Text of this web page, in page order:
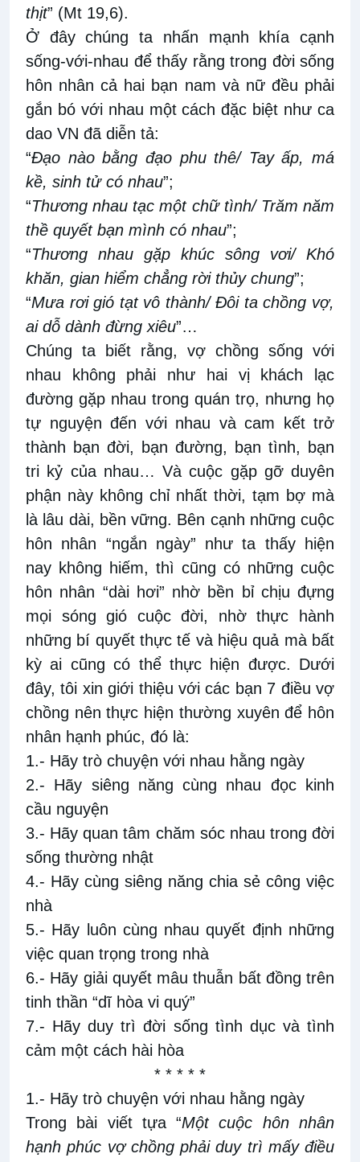
thịt” (Mt 19,6).
Ở đây chúng ta nhấn mạnh khía cạnh
sống-với-nhau để thấy rằng trong đời sống
hôn nhân cả hai bạn nam và nữ đều phải
gắn bó với nhau một cách đặc biệt như ca
dao VN đã diễn tả:
“Đạo nào bằng đạo phu thê/ Tay ấp, má
kề, sinh tử có nhau”;
“Thương nhau tạc một chữ tình/ Trăm năm
thề quyết bạn mình có nhau”;
“Thương nhau gặp khúc sông vơi/ Khó
khăn, gian hiểm chẳng rời thủy chung”;
“Mưa rơi gió tạt vô thành/ Đôi ta chồng vợ,
ai dỗ dành đừng xiêu”…
Chúng ta biết rằng, vợ chồng sống với
nhau không phải như hai vị khách lạc
đường gặp nhau trong quán trọ, nhưng họ
tự nguyện đến với nhau và cam kết trở
thành bạn đời, bạn đường, bạn tình, bạn
tri kỷ của nhau… Và cuộc gặp gỡ duyên
phận này không chỉ nhất thời, tạm bợ mà
là lâu dài, bền vững. Bên cạnh những cuộc
hôn nhân “ngắn ngày” như ta thấy hiện
nay không hiếm, thì cũng có những cuộc
hôn nhân “dài hơi” nhờ bền bỉ chịu đựng
mọi sóng gió cuộc đời, nhờ thực hành
những bí quyết thực tế và hiệu quả mà bất
kỳ ai cũng có thể thực hiện được. Dưới
đây, tôi xin giới thiệu với các bạn 7 điều vợ
chồng nên thực hiện thường xuyên để hôn
nhân hạnh phúc, đó là:
1.- Hãy trò chuyện với nhau hằng ngày
2.- Hãy siêng năng cùng nhau đọc kinh
cầu nguyện
3.- Hãy quan tâm chăm sóc nhau trong đời
sống thường nhật
4.- Hãy cùng siêng năng chia sẻ công việc
nhà
5.- Hãy luôn cùng nhau quyết định những
việc quan trọng trong nhà
6.- Hãy giải quyết mâu thuẫn bất đồng trên
tinh thần “dĩ hòa vi quý”
7.- Hãy duy trì đời sống tình dục và tình
cảm một cách hài hòa
* * * * *
1.- Hãy trò chuyện với nhau hằng ngày
Trong bài viết tựa “Một cuộc hôn nhân
hạnh phúc vợ chồng phải duy trì mấy điều